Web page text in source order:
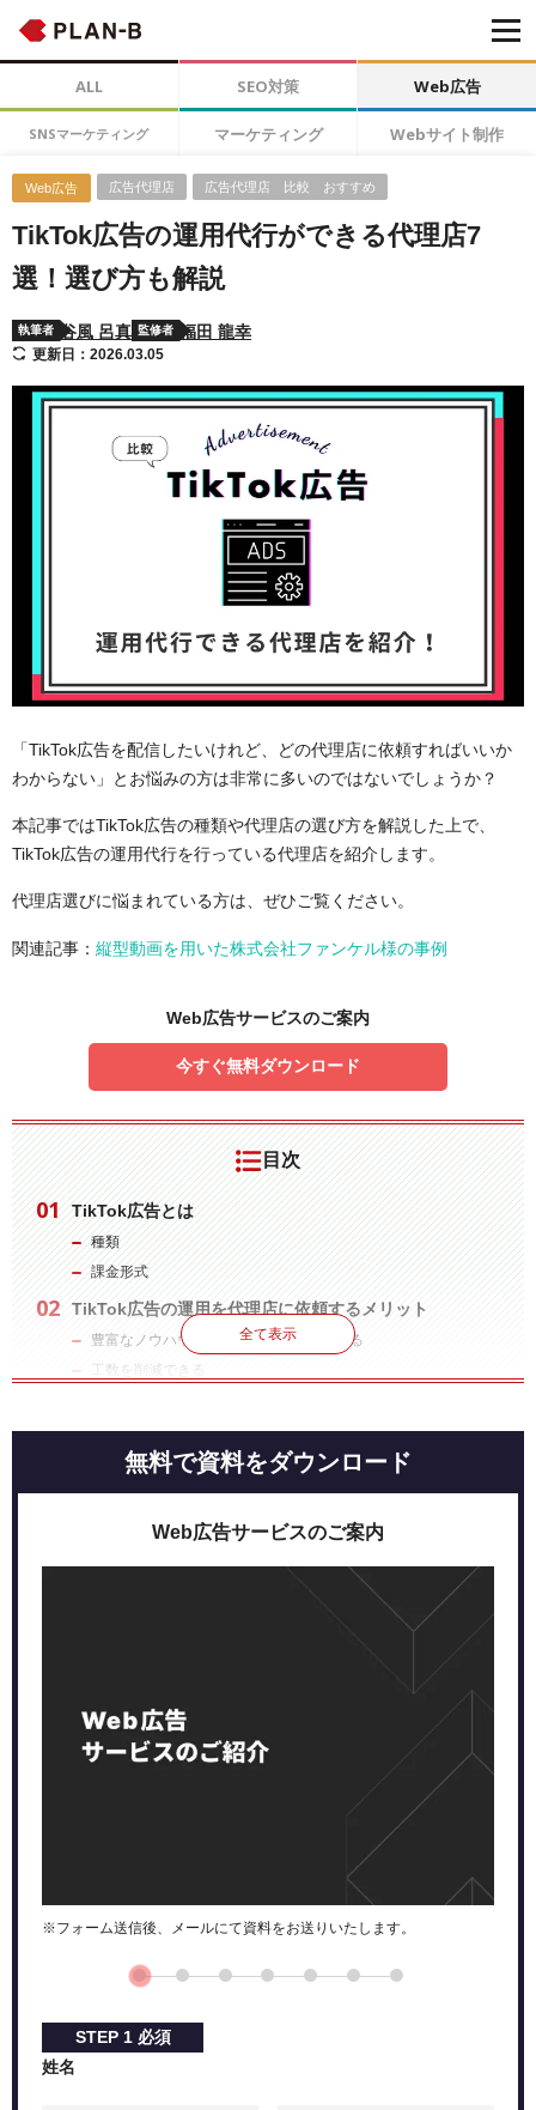
ALL SEO対策 Web広告
SNSマーケティング マーケティング Webサイト制作
Web広告 広告代理店 広告代理店 比較 おすすめ
TikTok広告の運用代行ができる代理店7
選！選び方も解説
執筆者 谷風 呂真 監修者 福田 龍幸
更新日：2026.03.05
「TikTok広告を配信したいけれど、どの代理店に依頼すればいいか
わからない」とお悩みの方は非常に多いのではないでしょうか？
本記事ではTikTok広告の種類や代理店の選び方を解説した上で、
TikTok広告の運用代行を行っている代理店を紹介します。
代理店選びに悩まれている方は、ぜひご覧ください。
関連記事： 縦型動画を用いた株式会社ファンケル様の事例
Web広告サービスのご案内
今すぐ無料ダウンロード
目次
TikTok広告とは
種類
課金形式
TikTok広告の運用を代理店に依頼するメリット
豊富なノウハウや情報を運用に活用できる
工数を削減できる
担当者と相性が合うか
レポートの内容や頻度は適切か
実績は十分にあるか
クリエイティブ制作費
TikTok広告が運用可能な代理店
株式会社PLAN-Bマーケティングパートナーズ
アナグラム株式会社
株式会社オーリーズ
株式会社ジャックアンドビーンズ
全て表示
無料で資料をダウンロード
※フォーム送信後、メールにて資料をお送りいたします。
Web広告サービスのご案内
STEP 1 必須
姓名